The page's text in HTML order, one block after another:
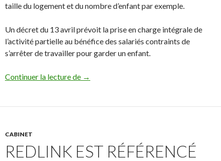
taille du logement et du nombre d’enfant par exemple.
Un décret du 13 avril prévoit la prise en charge intégrale de
l’activité partielle au bénéfice des salariés contraints de
s’arrêter de travailler pour garder un enfant.
Continuer la lecture de Covid 19 : Télétravail et garde d’enfant
→
CABINET
REDLINK EST RÉFÉRENCÉ